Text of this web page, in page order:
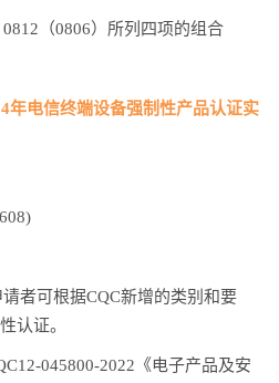
（0806）所列四项的组合
年电信终端设备强制性产品认证实
者可根据CQC新增的类别和要
认证。
045800-2022《电子产品及安